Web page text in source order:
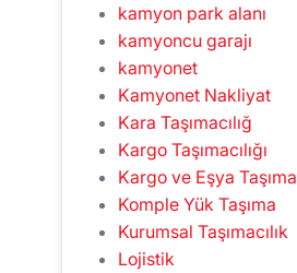
kamyon park alanı
kamyoncu garajı
kamyonet
Kamyonet Nakliyat
Kara Taşımacılığ
Kargo Taşımacılığı
Kargo ve Eşya Taşıma
Komple Yük Taşıma
Kurumsal Taşımacılık
Lojistik